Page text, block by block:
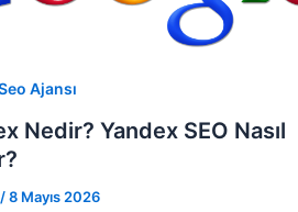
Ajansı
Nedir? Yandex SEO Nasıl
/8 Mayıs 2026